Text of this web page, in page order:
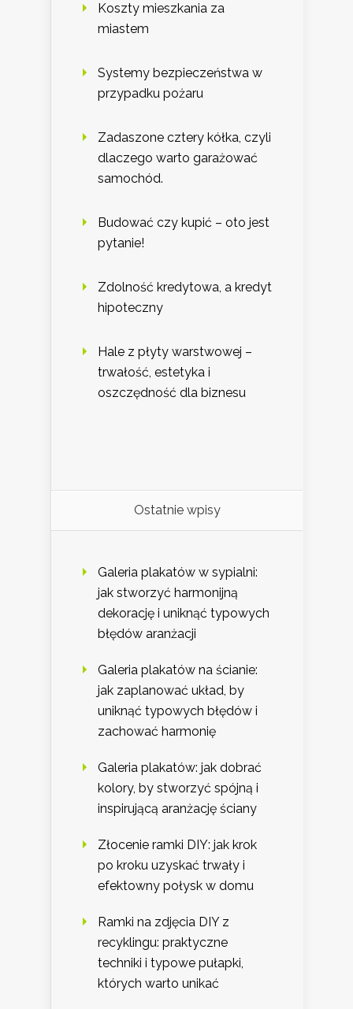
Koszty mieszkania za
miastem
Systemy bezpieczeństwa w
przypadku pożaru
Zadaszone cztery kółka, czyli
dlaczego warto garażować
samochód.
Budować czy kupić – oto jest
pytanie!
Zdolność kredytowa, a kredyt
hipoteczny
Hale z płyty warstwowej –
trwałość, estetyka i
oszczędność dla biznesu
Ostatnie wpisy
Galeria plakatów w sypialni:
jak stworzyć harmonijną
dekorację i uniknąć typowych
błędów aranżacji
Galeria plakatów na ścianie:
jak zaplanować układ, by
uniknąć typowych błędów i
zachować harmonię
Galeria plakatów: jak dobrać
kolory, by stworzyć spójną i
inspirującą aranżację ściany
Złocenie ramki DIY: jak krok
po kroku uzyskać trwały i
efektowny połysk w domu
Ramki na zdjęcia DIY z
recyklingu: praktyczne
techniki i typowe pułapki,
których warto unikać